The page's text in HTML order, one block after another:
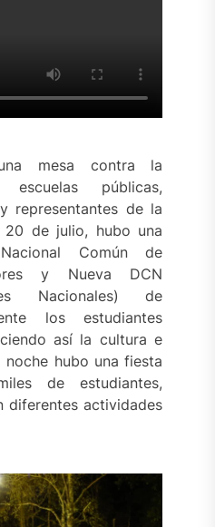
mesa contra la
públicas,
representantes de la
20 de julio, hubo una
Común de
y Nueva DCN
Nacionales) de
los estudiantes
así la cultura e
hubo una fiesta
de estudiantes,
diferentes actividades